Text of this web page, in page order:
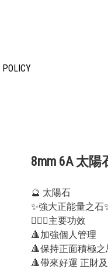
POLICY
8mm 6A 太陽
🔮 太陽石
✨強大正能量之石
💁🏻‍♀主要功效
🔺加強個人管理
🔺保持正面積極之
🔺帶來好運 正財